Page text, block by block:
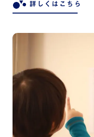
詳しくはこちら